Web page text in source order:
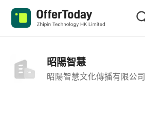
昭陽智慧
昭陽智慧文化傳播有限公司